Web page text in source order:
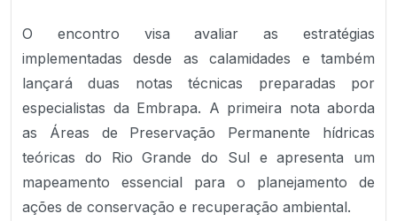
O encontro visa avaliar as estratégias
implementadas desde as calamidades e também
lançará duas notas técnicas preparadas por
especialistas da Embrapa. A primeira nota aborda
as Áreas de Preservação Permanente hídricas
teóricas do Rio Grande do Sul e apresenta um
mapeamento essencial para o planejamento de
ações de conservação e recuperação ambiental.